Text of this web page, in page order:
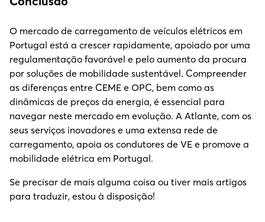
O mercado de carregamento de veículos elétricos em
Portugal está a crescer rapidamente, apoiado por uma
regulamentação favorável e pelo aumento da procura
por soluções de mobilidade sustentável. Compreender
as diferenças entre CEME e OPC, bem como as
dinâmicas de preços da energia, é essencial para
navegar neste mercado em evolução. A Atlante, com os
seus serviços inovadores e uma extensa rede de
carregamento, apoia os condutores de VE e promove a
mobilidade elétrica em Portugal.
Se precisar de mais alguma coisa ou tiver mais artigos
para traduzir, estou à disposição!